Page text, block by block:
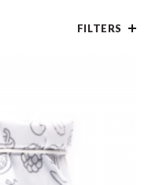
FILTERS